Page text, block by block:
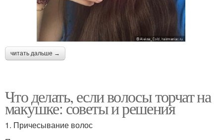
читать дальше →
Что делать, если волосы торчат на
макушке: советы и решения
1. Причесывание волос